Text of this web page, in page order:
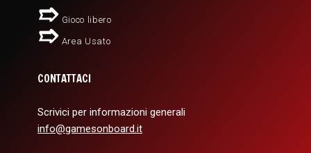
Gioco libero
Area Usato
CONTATTACI
Scrivici per informazioni generali
info@gamesonboard.it